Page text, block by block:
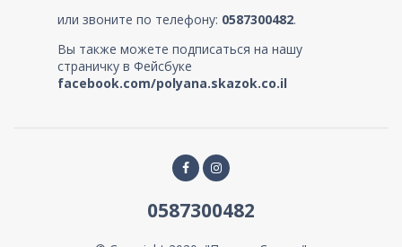
или звоните по телефону: 0587300482.
Вы также можете подписаться на нашу
страничку в Фейсбуке
facebook.com/polyana.skazok.co.il
0587300482